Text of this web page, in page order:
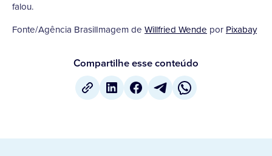
falou.
Fonte/Agência BrasilImagem de Willfried Wende por Pixabay
Compartilhe esse conteúdo